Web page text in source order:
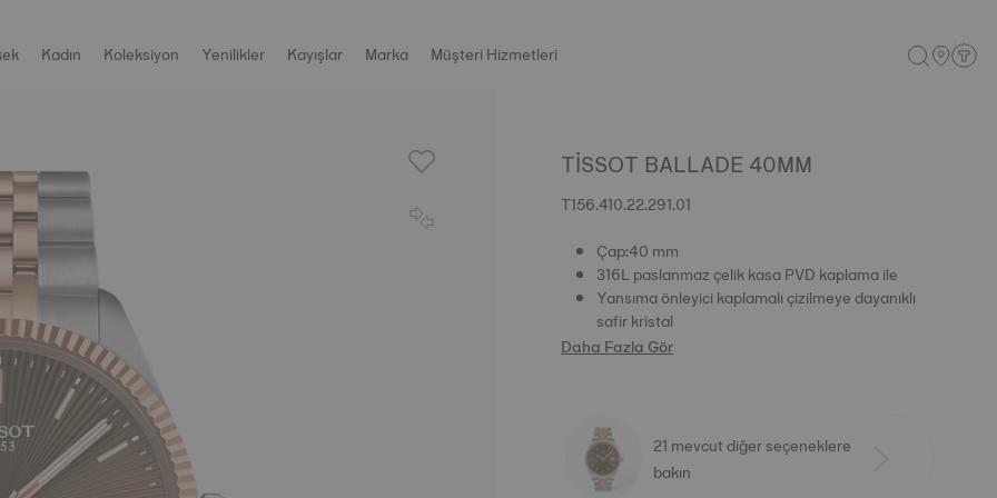
Kadın Koleksiyon Yenilikler Kayışlar Marka Müşteri Hizmetleri
TISSOT BALLADE 40MM
T156.410.22.291.01
Çap:40 mm
316L paslanmaz çelik kasa PVD kaplama ile
Yansıma önleyici kaplamalı çizilmeye dayanıklı
safir kristal
Daha Fazla Gör
21 mevcut diğer seçeneklere
bakın